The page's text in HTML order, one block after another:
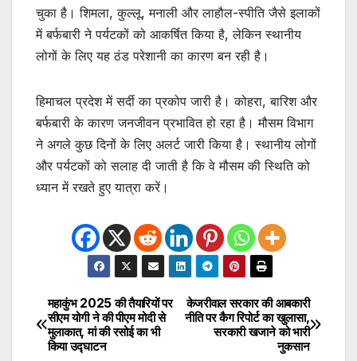
चुका है। शिमला, कुल्लू, मनाली और लाहौल-स्पीति जैसे इलाकों
में बर्फबारी ने पर्यटकों को आकर्षित किया है, लेकिन स्थानीय
लोगों के लिए यह ठंड परेशानी का कारण बन रही है।
हिमाचल प्रदेश में सर्दी का प्रकोप जारी है। कोहरा, बारिश और
बर्फबारी के कारण जनजीवन प्रभावित हो रहा है। मौसम विभाग
ने अगले कुछ दिनों के लिए अलर्ट जारी किया है। स्थानीय लोगों
और पर्यटकों को सलाह दी जाती है कि वे मौसम की स्थिति को
ध्यान में रखते हुए यात्रा करें।
Post
navigation
केजरीवाल सरकार की आबकारी
नीति पर कैग रिपोर्ट का खुलासा,
सरकारी खजाने को भारी
नुकसान
महाकुंभ 2025 की तैयारियों पर
सीएम योगी ने की पीएम मोदी से
मुलाकात, मां की रसोई का भी
किया उद्घाटन